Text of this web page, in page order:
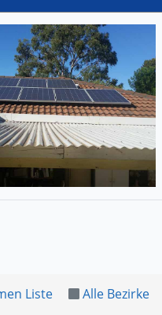
Liste Alle Bezirke